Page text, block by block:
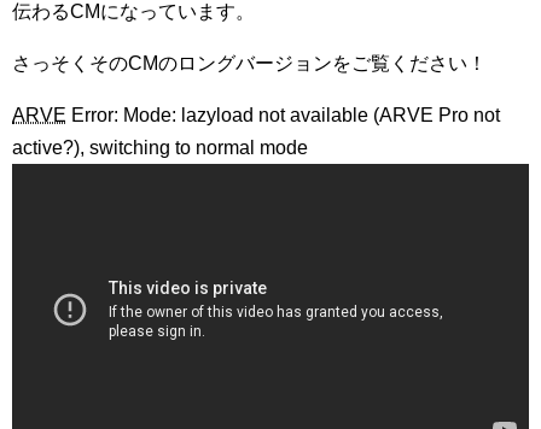
伝わるCMになっています。
さっそくそのCMのロングバージョンをご覧ください！
ARVE Error: Mode: lazyload not available (ARVE Pro not
active?), switching to normal mode